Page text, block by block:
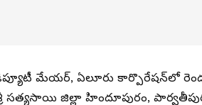
డిప్యూటీ మేయర్, ఏలూరు కార్పొరేషన్‌లో
సత్యసాయి జిల్లా హిందూపురం,